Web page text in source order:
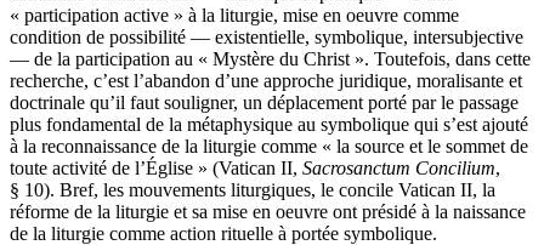
« participation active » à la liturgie, mise en oeuvre comme
condition de possibilité — existentielle, symbolique, intersubjective
— de la participation au « Mystère du Christ ». Toutefois, dans cette
recherche, c’est l’abandon d’une approche juridique, moralisante et
doctrinale qu’il faut souligner, un déplacement porté par le passage
plus fondamental de la métaphysique au symbolique qui s’est ajouté
à la reconnaissance de la liturgie comme « la source et le sommet de
toute activité de l’Église » (Vatican II, Sacrosanctum Concilium,
§ 10). Bref, les mouvements liturgiques, le concile Vatican II, la
réforme de la liturgie et sa mise en oeuvre ont présidé à la naissance
de la liturgie comme action rituelle à portée symbolique.